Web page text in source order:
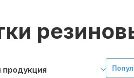
продукция